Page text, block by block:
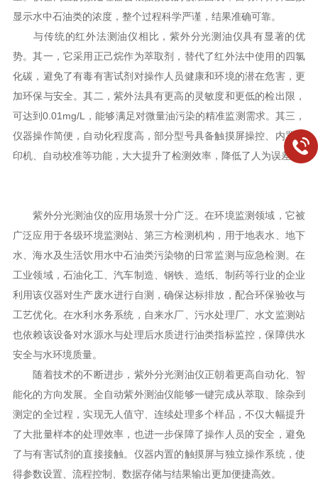
显示水中石油类的浓度，整个过程科学严谨，结果准确可靠。
与传统的红外法测油仪相比，紫外分光测油仪具有显著的优
势。其一，它采用正己烷作为萃取剂，替代了红外法中使用的四氯
化碳，避免了有毒有害试剂对操作人员健康和环境的潜在危害，更
加环保与安全。其二，紫外法具有更高的灵敏度和更低的检出限，
可达到0.01mg/L，能够满足对微量油污染的精准监测需求。其三，
仪器操作简便，自动化程度高，部分型号具备触摸屏操控、内置打
印机、自动校准等功能，大大提升了检测效率，降低了人为误差。
紫外分光测油仪的应用场景十分广泛。在环境监测领域，它被
广泛应用于各级环境监测站、第三方检测机构，用于地表水、地下
水、海水及生活饮用水中石油类污染物的日常监测与应急检测。在
工业领域，石油化工、汽车制造、钢铁、造纸、制药等行业的企业
利用该仪器对生产废水进行自测，确保达标排放，配合环保验收与
工艺优化。在水利水务系统，自来水厂、污水处理厂、水文监测站
也依赖该设备对水源水与处理后水质进行油类指标监控，保障供水
安全与水环境质量。
随着技术的不断进步，紫外分光测油仪正朝着更高自动化、智
能化的方向发展。全自动紫外测油仪能够一键完成从萃取、除杂到
测定的全过程，实现无人值守、连续处理多个样品，不仅大幅提升
了大批量样本的处理效率，也进一步保障了操作人员的安全，避免
了与有害试剂的直接接触。仪器内置的触摸屏与独立操作系统，使
得参数设置、流程控制、数据存储与结果输出更加便捷高效。